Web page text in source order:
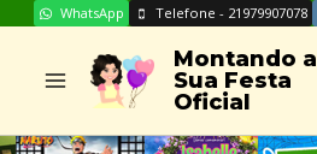
Skip
content
WhatsApp Telefone - 21979907078
Montando a
Sua Festa
Oficial